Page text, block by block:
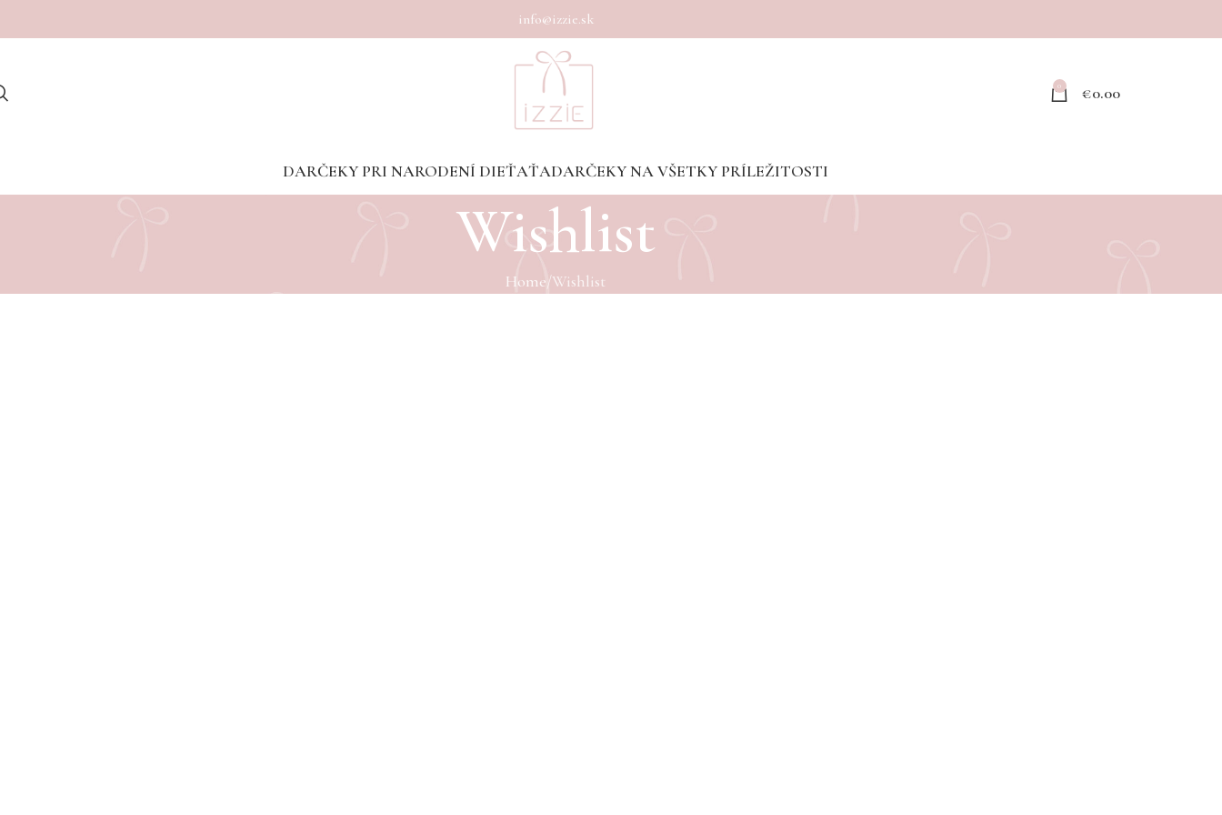
info@izzie.sk
0 €0.00
DARČEKY PRI NARODENÍ DIEŤAŤADARČEKY NA VŠETKY PRÍLEŽITOSTI
Wishlist
Home Wishlist